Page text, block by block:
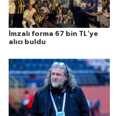
İmzalı forma 67 bin TL'ye
alıcı buldu